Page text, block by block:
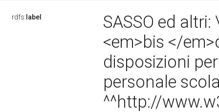
rdfs: label
SASSO ed
<em>bis </
disposizioni
personale
^^http://